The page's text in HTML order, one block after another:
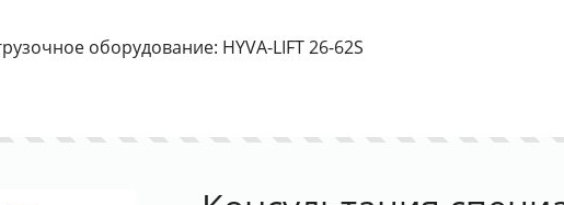
оборудование: HYVA-LIFT 26-62S